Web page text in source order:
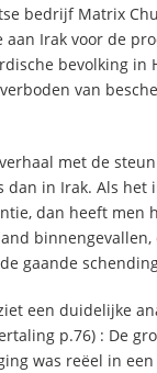
bedrijf Matrix
aan Irak voor de
bevolking in
van
met de
dan in Irak. Als het
dan heeft men
gaande
een duidelijke
p.76) : De
was reëel in